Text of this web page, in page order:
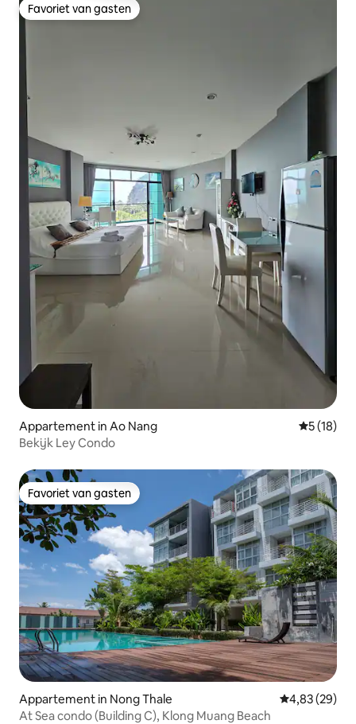
Favoriet van gasten
Favoriet van gasten
Appartement in Ao Nang
5 (18)
Bekijk Ley Condo
Favoriet van gasten
Favoriet van gasten
Appartement in Nong Thale Gemiddelde
4,83 (29)
At Sea condo (Building C), Klong Muang Beach